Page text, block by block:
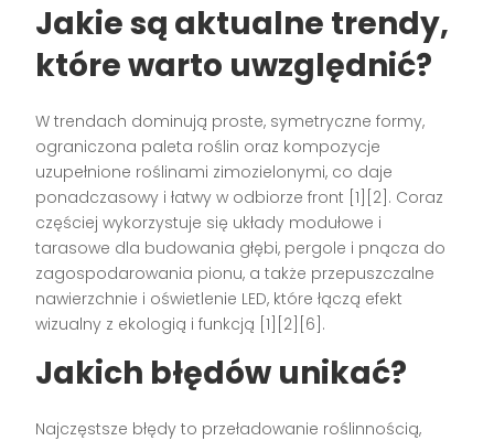
Jakie są aktualne trendy,
które warto uwzględnić?
W trendach dominują proste, symetryczne formy,
ograniczona paleta roślin oraz kompozycje
uzupełnione roślinami zimozielonymi, co daje
ponadczasowy i łatwy w odbiorze front [1][2]. Coraz
częściej wykorzystuje się układy modułowe i
tarasowe dla budowania głębi, pergole i pnącza do
zagospodarowania pionu, a także przepuszczalne
nawierzchnie i oświetlenie LED, które łączą efekt
wizualny z ekologią i funkcją [1][2][6].
Jakich błędów unikać?
Najczęstsze błędy to przeładowanie roślinnością,